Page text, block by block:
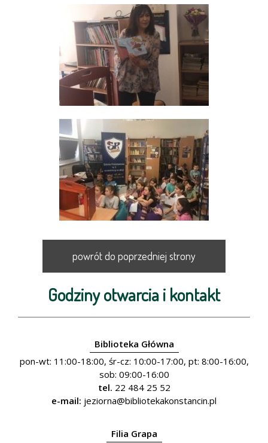
powrót do poprzedniej strony
Godziny otwarcia i kontakt
Biblioteka Główna
pon-wt: 11:00-18:00, śr-cz: 10:00-17:00, pt: 8:00-16:00,
sob: 09:00-16:00
tel. 22 484 25 52
e-mail: jeziorna@bibliotekakonstancin.pl
Filia Grapa